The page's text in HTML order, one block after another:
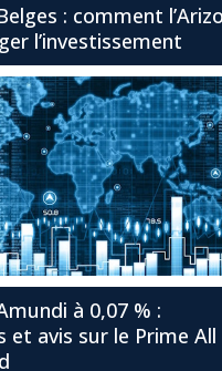
: comment
l’investissement
à 0,07 % :
et avis sur le Prime All